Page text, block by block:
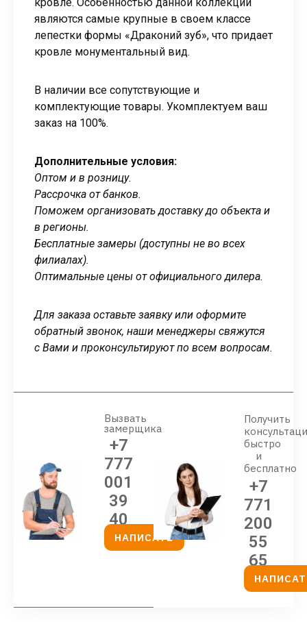
являются самые крупные в своем классе
лепестки формы «Драконий зуб», что придает
кровле монументальный вид.
В наличии все сопутствующие и
комплектующие товары. Укомплектуем ваш
заказ на 100%.
Дополнительные условия:
Оптом и в розницу.
Рассрочка от банков.
Поможем организовать доставку до объекта и
в регионы.
Бесплатные замеры (доступны не во всех
филиалах).
Оптимальные цены от официального дилера.
Для заказа оставьте заявку или оформите
обратный звонок, наши менеджеры свяжутся
с Вами и проконсультируют по всем вопросам.
Вызвать
замерщика
+7
777
001
39
40
НАПИСАТЬ
Получить
быстро
и
бесплатно
+7
771
200
55
65